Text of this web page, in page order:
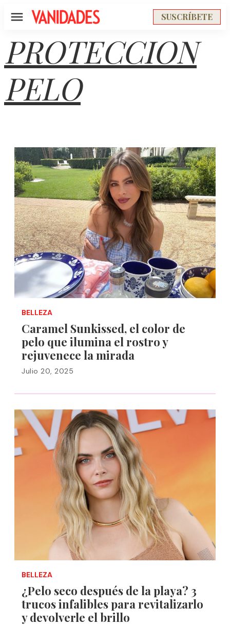
Menú SUSCRÍBETE
PROTECCION
PELO
BELLEZA
Caramel Sunkissed, el color de
pelo que ilumina el rostro y
rejuvenece la mirada
Julio 20, 2025
BELLEZA
¿Pelo seco después de la playa? 3
trucos infalibles para revitalizarlo
y devolverle el brillo